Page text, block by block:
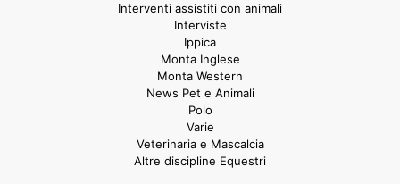
Interventi assistiti con animali
Interviste
Ippica
Monta Inglese
Monta Western
News Pet e Animali
Polo
Varie
Veterinaria e Mascalcia
Altre discipline Equestri